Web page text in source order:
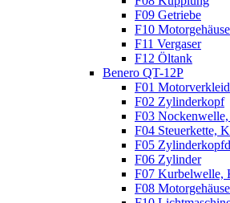
F09 Getriebe
F10 Motorgehäuse
F11 Vergaser
F12 Öltank
Benero QT-12P
F01
F02 Zylinderkopf
F03
F04 Steuerkette,
F05
F06 Zylinder
F07 Kurbelwelle,
F08